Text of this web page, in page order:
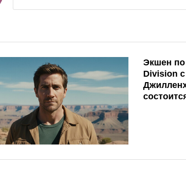
Экшен по
Division